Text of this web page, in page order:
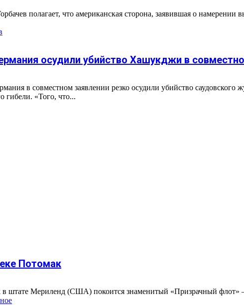
полагает, что американская сторона, заявившая о
осудили убийство Хашукджи в
в совместном заявлении резко осудили убийство
гибели. «Того, что...
Потомак
штате Мериленд (США) покоится знаменитый «Призрачный